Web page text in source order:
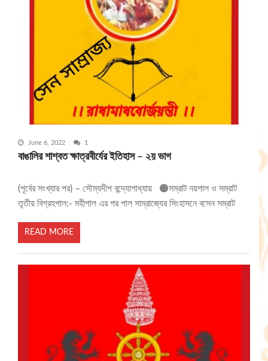
June 6, 2022 1
বাঙালির শাশ্বত ক্ষাত্রবীর্যের ইতিহাস – ২য় ভাগ
(পূর্বের সংখ্যার পর) – সৌম্যদীপ বন্দ্যোপাধ্যায় 🟠সম্রাট নয়পাল ও সম্রাট
তৃতীয় বিগ্রহপাল:- মহীপাল এর পর পাল সাম্রাজ্যের সিংহাসনে বসেন সম্রাট
READ MORE